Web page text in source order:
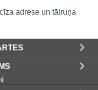
adrese un tālruņa